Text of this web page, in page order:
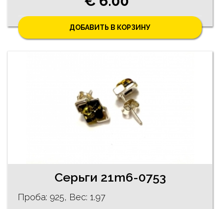
ДОБАВИТЬ В КОРЗИНУ
Серьги 21m6-0753
Проба: 925, Bес: 1.97